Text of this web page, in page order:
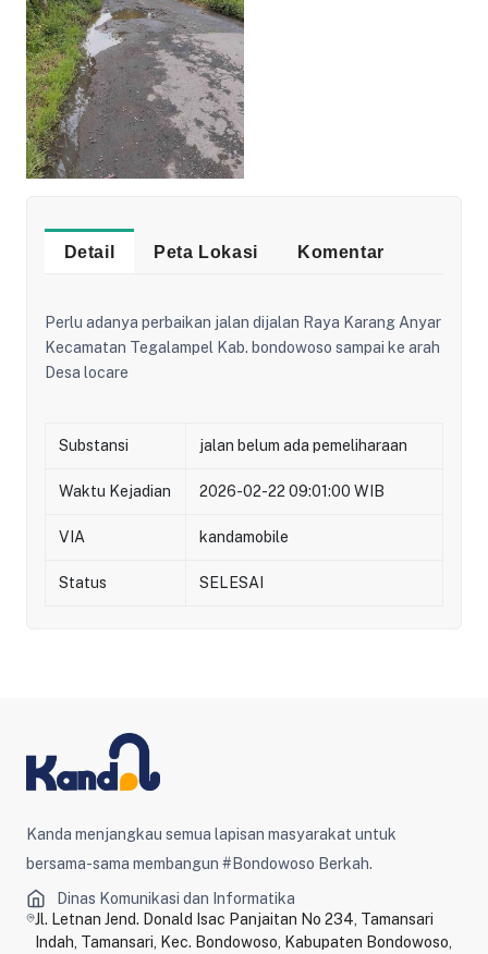
Detail Peta Lokasi Komentar
Perlu adanya perbaikan jalan dijalan Raya Karang Anyar
Kecamatan Tegalampel Kab. bondowoso sampai ke arah
Desa locare
Substansi jalan belum ada pemeliharaan
Waktu Kejadian 2026-02-22 09:01:00 WIB
VIA kandamobile
Status SELESAI
Kanda menjangkau semua lapisan masyarakat untuk
bersama-sama membangun #Bondowoso Berkah.
Dinas Komunikasi dan Informatika
Jl. Letnan Jend. Donald Isac Panjaitan No 234, Tamansari
Indah, Tamansari, Kec. Bondowoso, Kabupaten Bondowoso,